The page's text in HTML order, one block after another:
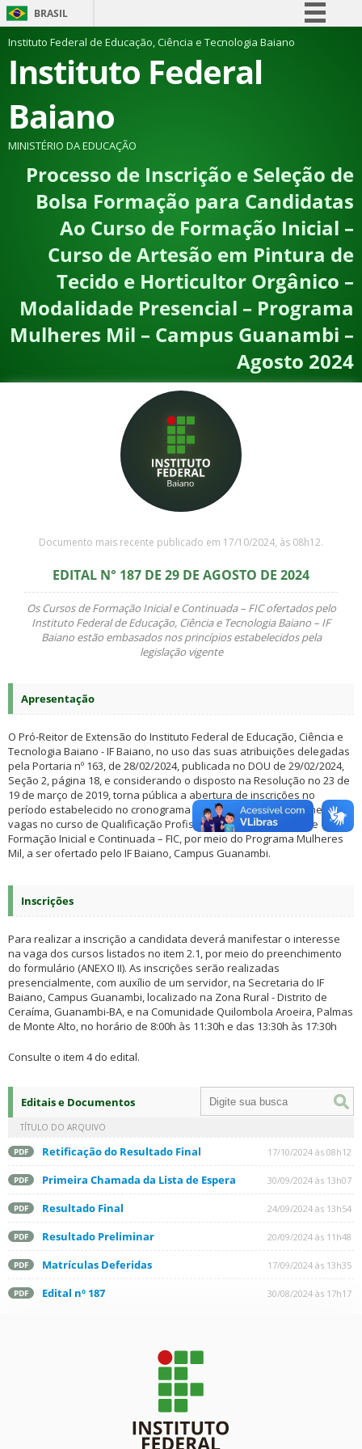
BRASIL
Simplifique!
Comunica BR
Canais
Instituto Federal de Educação, Ciência e Tecnologia Baiano
Instituto Federal
Baiano
MINISTÉRIO DA EDUCAÇÃO
Processo de Inscrição e Seleção de
Bolsa Formação para Candidatas
Ao Curso de Formação Inicial –
Curso de Artesão em Pintura de
Tecido e Horticultor Orgânico –
Modalidade Presencial – Programa
Mulheres Mil – Campus Guanambi –
Agosto 2024
Documento mais recente publicado em 17/10/2024, às 08h12.
EDITAL N° 187 DE 29 DE AGOSTO DE 2024
Os Cursos de Formação Inicial e Continuada – FIC ofertados pelo
Instituto Federal de Educação, Ciência e Tecnologia Baiano – IF
Baiano estão embasados nos princípios estabelecidos pela
legislação vigente
Apresentação
O Pró-Reitor de Extensão do Instituto Federal de Educação, Ciência e
Tecnologia Baiano - IF Baiano, no uso das suas atribuições delegadas
pela Portaria nº 163, de 28/02/2024, publicada no DOU de 29/02/2024,
Seção 2, página 18, e considerando o disposto na Resolução no 23 de
19 de março de 2019, torna pública a abertura de inscrições no
período estabelecido no cronograma deste edital, para provimento de
vagas no curso de Qualificação Profissional, na modalidade de
Formação Inicial e Continuada – FIC, por meio do Programa Mulheres
Mil, a ser ofertado pelo IF Baiano, Campus Guanambi.
Inscrições
Para realizar a inscrição a candidata deverá manifestar o interesse
na vaga dos cursos listados no item 2.1, por meio do preenchimento
do formulário (ANEXO II). As inscrições serão realizadas
presencialmente, com auxílio de um servidor, na Secretaria do IF
Baiano, Campus Guanambi, localizado na Zona Rural - Distrito de
Ceraíma, Guanambi-BA, e na Comunidade Quilombola Aroeira, Palmas
de Monte Alto, no horário de 8:00h às 11:30h e das 13:30h às 17:30h
Consulte o item 4 do edital.
Editais e Documentos
TÍTULO DO ARQUIVO
PDF Retificação do Resultado Final 17/10/2024 às 08h12
PDF Primeira Chamada da Lista de Espera 30/09/2024 às 13h07
PDF Resultado Final 24/09/2024 às 13h54
PDF Resultado Preliminar 20/09/2024 às 11h48
PDF Matrículas Deferidas 17/09/2024 às 13h35
PDF Edital nº 187 30/08/2024 às 17h17